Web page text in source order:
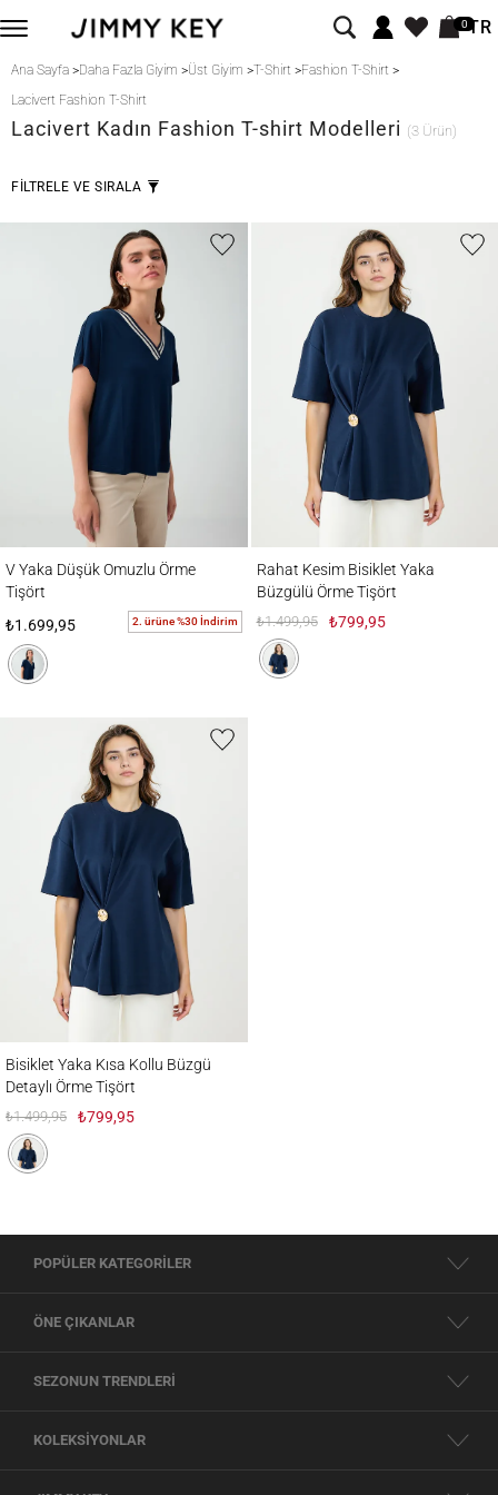
0TR
Ana Sayfa >Daha Fazla Giyim >Üst Giyim >T-Shirt >Fashion T-Shirt >
Lacivert Fashion T-Shirt
Lacivert Kadın Fashion T-shirt Modelleri (3 Ürün)
FİLTRELE VE SIRALA
V Yaka Düşük Omuzlu Örme
Tişört
₺1.699,95
2. ürüne %30 İndirim
Rahat Kesim Bisiklet Yaka
Büzgülü Örme Tişört
₺1.499,95 ₺799,95
Bisiklet Yaka Kısa Kollu Büzgü
Detaylı Örme Tişört
₺1.499,95 ₺799,95
POPÜLER KATEGORİLER
ÖNE ÇIKANLAR
SEZONUN TRENDLERİ
KOLEKSİYONLAR